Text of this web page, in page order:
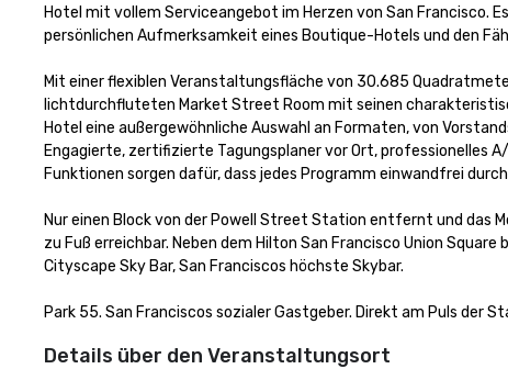
Hotel mit vollem Serviceangebot im Herzen von San Francisco.
persönlichen Aufmerksamkeit eines Boutique-Hotels und den
Mit einer flexiblen Veranstaltungsfläche von 30.685
lichtdurchfluteten Market Street Room mit seinen
Hotel eine außergewöhnliche Auswahl an Formaten, von
Engagierte, zertifizierte Tagungsplaner vor Ort, professionelles
Funktionen sorgen dafür, dass jedes Programm einwandfrei
Nur einen Block von der Powell Street Station entfernt und das
zu Fuß erreichbar. Neben dem Hilton San Francisco Union
Cityscape Sky Bar, San Franciscos höchste Skybar.
Park 55. San Franciscos sozialer Gastgeber. Direkt am Puls der
Details über den Veranstaltungsort